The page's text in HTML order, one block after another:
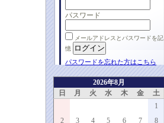
パスワード
メールアドレスとパスワードを記
憶
パスワードを忘れた方はこちら
2026年8月
日
月 火 水 木 金
土
1
2
3 4 5 6 7
8